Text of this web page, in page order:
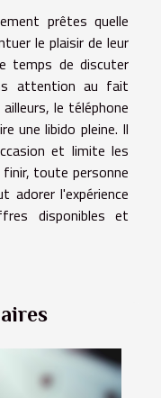
prêtes quelle
le plaisir de leur
temps de discuter
attention au fait
le téléphone
une libido pleine. Il
et limite les
toute personne
adorer l'expérience
disponibles et